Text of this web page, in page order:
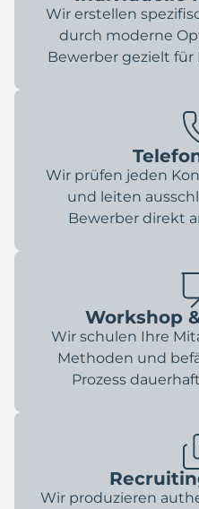
Wir erstellen
durch moderne
Bewerber gezielt
Wir prüfen jeden
und leiten
Bewerber direkt
Workshop
Wir schulen Ihre
Methoden und
Prozess
Wir produzieren